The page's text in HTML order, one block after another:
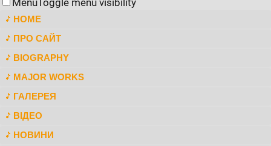
MenuToggle menu visibility
HOME
ПРО САЙТ
BIOGRAPHY
MAJOR WORKS
ГАЛЕРЕЯ
ВІДЕО
НОВИНИ